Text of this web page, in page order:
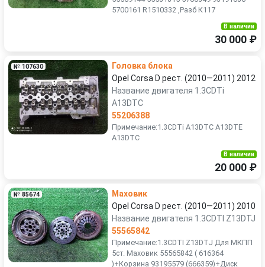
5700161 R1510332 ,Разб К117
В наличии
30 000 ₽
№ 107630
Головка блока
Opel Corsa D рест. (2010—2011) 2012
Название двигателя 1.3CDTi
A13DTC
55206388
Примечание:1.3CDTi A13DTC А13DТЕ
A13DTC
В наличии
20 000 ₽
№ 85674
Маховик
Opel Corsa D рест. (2010—2011) 2010
Название двигателя 1.3CDTI Z13DTJ
55565842
Примечание:1.3CDTI Z13DTJ Для МКПП
5ст. Маховик 55565842 ( 616364
)+Корзина 93195579 (666359)+Диск